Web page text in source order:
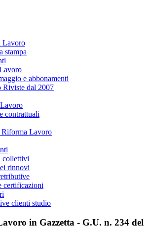
Lavoro
stampa
e abbonamenti
dal 2007
contrattuali
Riforma Lavoro
collettivi
rinnovi
certificazioni
clienti studio
in Gazzetta - G.U. n. 234 del